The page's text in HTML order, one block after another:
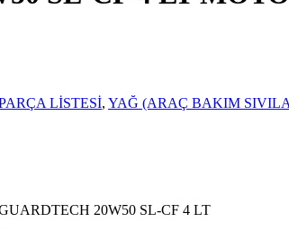
LİSTESİ, YAĞ (ARAÇ BAKIM
20W50 SL-CF 4 LT